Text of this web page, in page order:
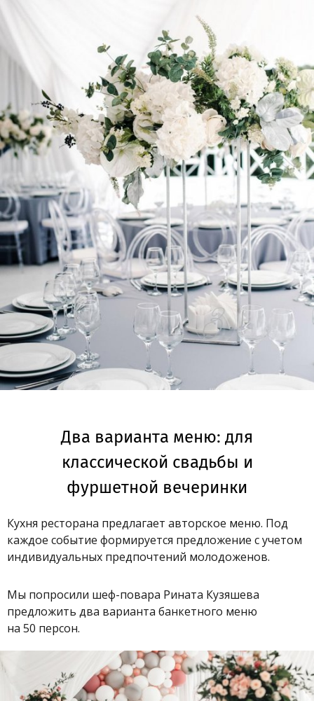
Два варианта меню: для
классической свадьбы и
фуршетной вечеринки
Кухня ресторана предлагает авторское меню. Под
каждое событие формируется предложение с учетом
индивидуальных предпочтений молодоженов.
Мы попросили шеф-повара Рината Кузяшева
предложить два варианта банкетного меню
на 50 персон.